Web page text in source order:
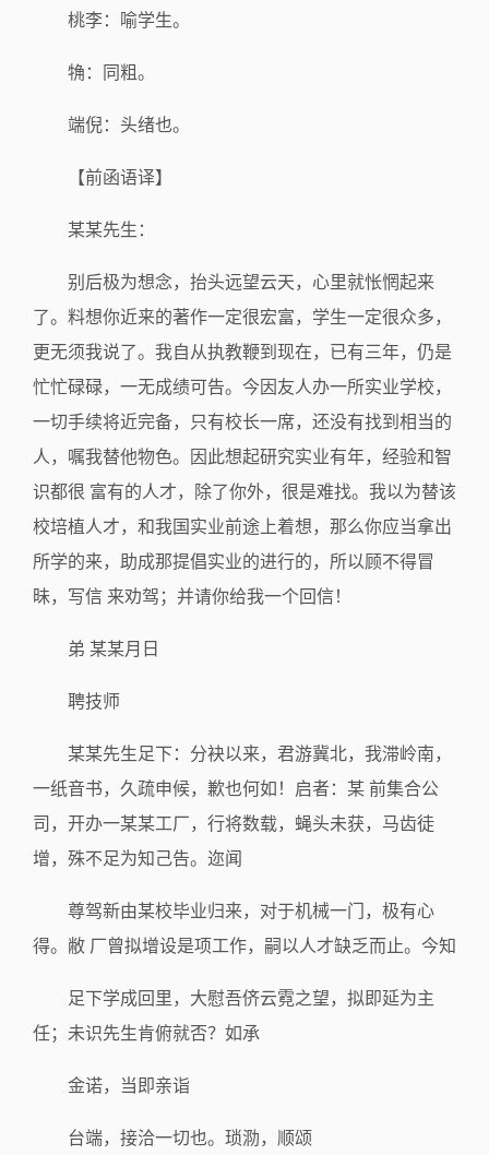
桃李：喻学生。
觕：同粗。
端倪：头绪也。
【前函语译】
某某先生：
别后极为想念，抬头远望云天，心里就怅惘起来
了。料想你近来的著作一定很宏富，学生一定很众多，
更无须我说了。我自从执教鞭到现在，已有三年，仍是
忙忙碌碌，一无成绩可告。今因友人办一所实业学校，
一切手续将近完备，只有校长一席，还没有找到相当的
人，嘱我替他物色。因此想起研究实业有年，经验和智
识都很 富有的人才，除了你外，很是难找。我以为替该
校培植人才，和我国实业前途上着想，那么你应当拿出
所学的来，助成那提倡实业的进行的，所以顾不得冒
昧，写信 来劝驾；并请你给我一个回信！
弟 某某月日
聘技师
某某先生足下：分袂以来，君游冀北，我滞岭南，
一纸音书，久疏申候，歉也何如！启者：某 前集合公
司，开办一某某工厂，行将数载，蝇头未获，马齿徒
增，殊不足为知己告。迩闻
尊驾新由某校毕业归来，对于机械一门，极有心
得。敝 厂曾拟增设是项工作，嗣以人才缺乏而止。今知
足下学成回里，大慰吾侪云霓之望，拟即延为主
任；未识先生肯俯就否？如承
金诺，当即亲诣
台端，接洽一切也。琐泐，顺颂